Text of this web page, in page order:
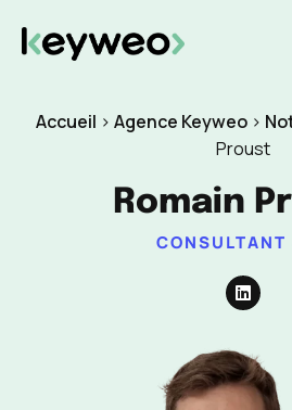
Accueil > Agence Keyweo >
Proust
Romain
CONSULTANT